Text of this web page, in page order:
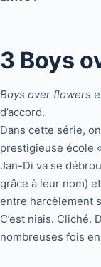
3 Boys
Boys over flowers
d’accord.
Dans cette série,
prestigieuse école
Jan-Di va se
grâce à leur nom) et
entre harcèlement
C’est niais. Cliché.
nombreuses fois